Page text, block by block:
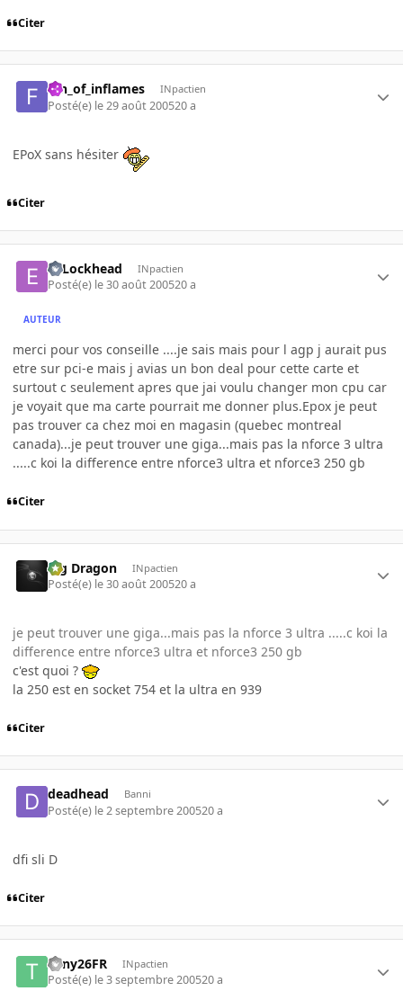
Citer
fan_of_inflames INpactien
Posté(e) le 29 août 200520 a
EPoX sans hésiter
Citer
ETLockhead INpactien
Posté(e) le 30 août 200520 a
AUTEUR
merci pour vos conseille ....je sais mais pour l agp j aurait pus
etre sur pci-e mais j avias un bon deal pour cette carte et
surtout c seulement apres que jai voulu changer mon cpu car
je voyait que ma carte pourrait me donner plus.Epox je peut
pas trouver ca chez moi en magasin (quebec montreal
canada)...je peut trouver une giga...mais pas la nforce 3 ultra
.....c koi la difference entre nforce3 ultra et nforce3 250 gb
Citer
Big Dragon INpactien
Posté(e) le 30 août 200520 a
je peut trouver une giga...mais pas la nforce 3 ultra .....c koi la
difference entre nforce3 ultra et nforce3 250 gb
c'est quoi ?
la 250 est en socket 754 et la ultra en 939
Citer
deadhead Banni
Posté(e) le 2 septembre 200520 a
dfi sli D
Citer
Tony26FR INpactien
Posté(e) le 3 septembre 200520 a